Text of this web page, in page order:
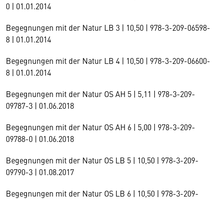
0 | 01.01.2014
Begegnungen mit der Natur LB 3 | 10,50 | 978-3-209-06598-
8 | 01.01.2014
Begegnungen mit der Natur LB 4 | 10,50 | 978-3-209-06600-
8 | 01.01.2014
Begegnungen mit der Natur OS AH 5 | 5,11 | 978-3-209-
09787-3 | 01.06.2018
Begegnungen mit der Natur OS AH 6 | 5,00 | 978-3-209-
09788-0 | 01.06.2018
Begegnungen mit der Natur OS LB 5 | 10,50 | 978-3-209-
09790-3 | 01.08.2017
Begegnungen mit der Natur OS LB 6 | 10,50 | 978-3-209-